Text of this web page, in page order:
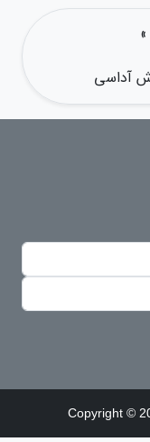
»
آداسی
Copyright ©